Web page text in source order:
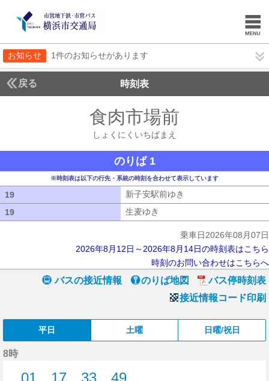
お知らせ 1件のお知らせがあります
戻る 時刻表
食肉市場前
しょくにくいちばまえ
のりば 1
※時刻表は以下の行先・系統の時刻を合わせて表示しています
19 新子安駅前ゆき
19
生麦ゆき
乗車日2026年08月07日
2026年8月12日～2026年8月14日の時刻表はこちら
時刻のお問い合わせはこちらへ
バスの接近情報 のりば地図
バス停時刻表
接近情報コード印刷
平日 土曜 日曜/祝日
8時
01
17
33
49